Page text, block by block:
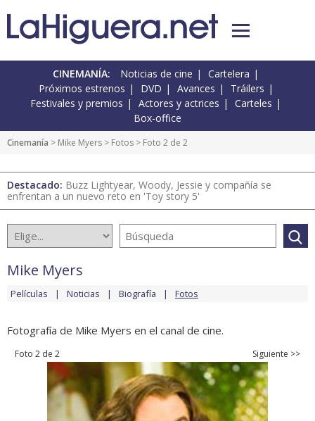
CINEMANÍA: Noticias de cine
Cartelera
Próximos estrenos
DVD Avances
Tráilers
Festivales y premios
Actores y actrices
Carteles
Box-office
Cinemanía > Mike Myers > Fotos > Foto 2 de 2
Destacado: Buzz Lightyear, Woody, Jessie y compañía se
enfrentan a un nuevo reto en 'Toy story 5'
Mike Myers
Películas Noticias Biografía Fotos
Fotografía de Mike Myers en el canal de cine.
Foto 2 de 2 Siguiente >>